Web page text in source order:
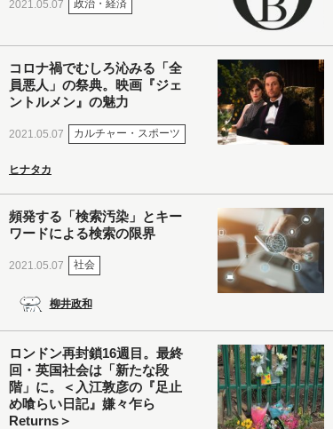
2021.05.07 政治・経済
コロナ禍でむしろ沁みる「全
員悪人」の祭典。映画『ジェ
ントルメン』の魅力
2021.05.07 カルチャー・スポーツ
ヒナタカ
頻発する「検索汚染」とキー
ワードによる検索の限界
2021.05.07 社会
柳井政和
ロンドン再封鎖16週目。最終
回・英国社会は「新たな段
階」に。＜入江敦彦の『足止
め喰らい日記』嫌々乍ら
Returns＞